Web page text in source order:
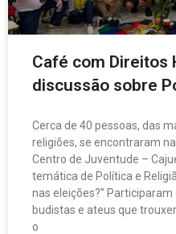
Café com Direitos
discussão sobre
Cerca de 40 pessoas, das
religiões, se encontraram
Centro de Juventude –
temática de Política e
nas eleições?”
budistas e ateus que
o